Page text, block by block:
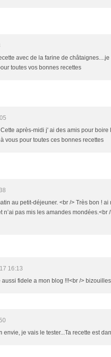
avec de la farine de
toutes vos bonnes recettes
après-midi j' ai des amis pour
vous pour toutes ces bonnes recettes
au petit-déjeuner. <br /> Très bon !
n’ai pas mis les amandes mondées.<br
16:13
aussi fidele a mon blog !!!<br /> bizouilles
envie, je vais le tester...Ta recette est